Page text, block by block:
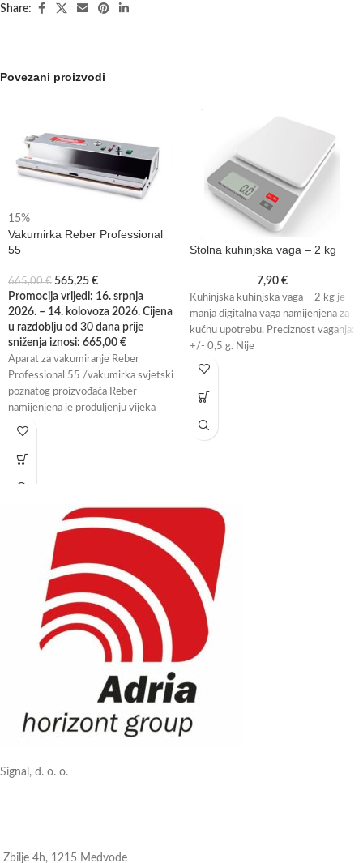
Share:
Povezani proizvodi
15%
Vakumirka Reber Professional
55
665,00€ 565,25 €
Promocija vrijedi: 16. srpnja
2026. – 14. kolovoza 2026. Cijena
u razdoblju od 30 dana prije
sniženja iznosi: 665,00 €
Aparat za vakumiranje Reber
Professional 55 /vakumirka svjetski
poznatog proizvođača Reber
namijenjena je produljenju vijeka
trajanja vaše hrane.
Stolna kuhinjska vaga – 2 kg
7,90 €
Kuhinjska kuhinjska vaga – 2 kg je
manja digitalna vaga namijenjena za
kućnu upotrebu. Preciznost vaganja:
+/- 0,5 g. Nije
Signal, d. o. o.
Zbilje 4h, 1215 Medvode